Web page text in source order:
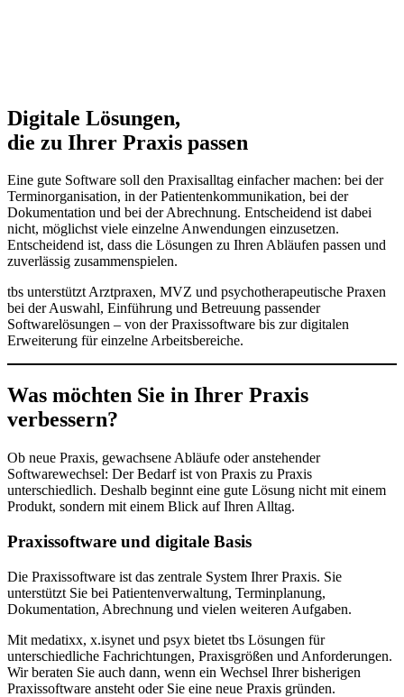
Digitale Lösungen,
die zu Ihrer Praxis passen
Eine gute Software soll den Praxisalltag einfacher machen: bei der
Terminorganisation, in der Patientenkommunikation, bei der
Dokumentation und bei der Abrechnung. Entscheidend ist dabei
nicht, möglichst viele einzelne Anwendungen einzusetzen.
Entscheidend ist, dass die Lösungen zu Ihren Abläufen passen und
zuverlässig zusammenspielen.
tbs unterstützt Arztpraxen, MVZ und psychotherapeutische Praxen
bei der Auswahl, Einführung und Betreuung passender
Softwarelösungen – von der Praxissoftware bis zur digitalen
Erweiterung für einzelne Arbeitsbereiche.
Was möchten Sie in Ihrer Praxis
verbessern?
Ob neue Praxis, gewachsene Abläufe oder anstehender
Softwarewechsel: Der Bedarf ist von Praxis zu Praxis
unterschiedlich. Deshalb beginnt eine gute Lösung nicht mit einem
Produkt, sondern mit einem Blick auf Ihren Alltag.
Praxissoftware und digitale Basis
Die Praxissoftware ist das zentrale System Ihrer Praxis. Sie
unterstützt Sie bei Patientenverwaltung, Terminplanung,
Dokumentation, Abrechnung und vielen weiteren Aufgaben.
Mit medatixx, x.isynet und psyx bietet tbs Lösungen für
unterschiedliche Fachrichtungen, Praxisgrößen und Anforderungen.
Wir beraten Sie auch dann, wenn ein Wechsel Ihrer bisherigen
Praxissoftware ansteht oder Sie eine neue Praxis gründen.